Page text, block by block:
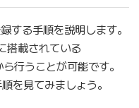
する手順を説明します。
搭載されている
行うことが可能です。
を見てみましょう。